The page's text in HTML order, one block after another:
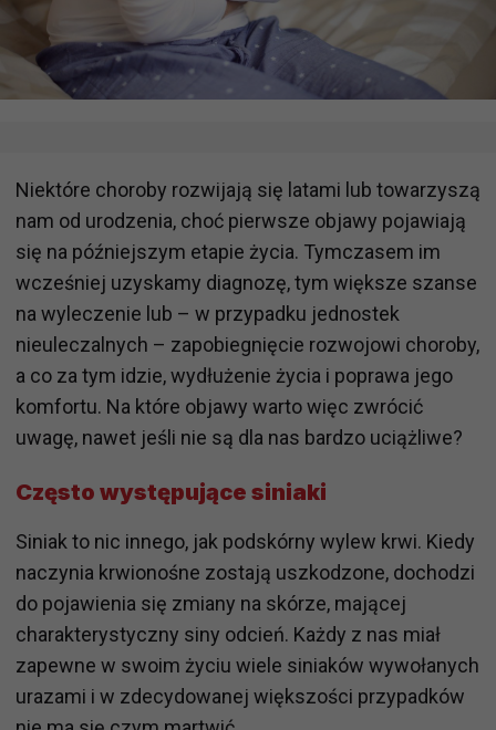
Niektóre choroby rozwijają się latami lub towarzyszą
nam od urodzenia, choć pierwsze objawy pojawiają
się na późniejszym etapie życia. Tymczasem im
wcześniej uzyskamy diagnozę, tym większe szanse
na wyleczenie lub – w przypadku jednostek
nieuleczalnych – zapobiegnięcie rozwojowi choroby,
a co za tym idzie, wydłużenie życia i poprawa jego
komfortu. Na które objawy warto więc zwrócić
uwagę, nawet jeśli nie są dla nas bardzo uciążliwe?
Często występujące siniaki
Siniak to nic innego, jak podskórny wylew krwi. Kiedy
naczynia krwionośne zostają uszkodzone, dochodzi
do pojawienia się zmiany na skórze, mającej
charakterystyczny siny odcień. Każdy z nas miał
zapewne w swoim życiu wiele siniaków wywołanych
urazami i w zdecydowanej większości przypadków